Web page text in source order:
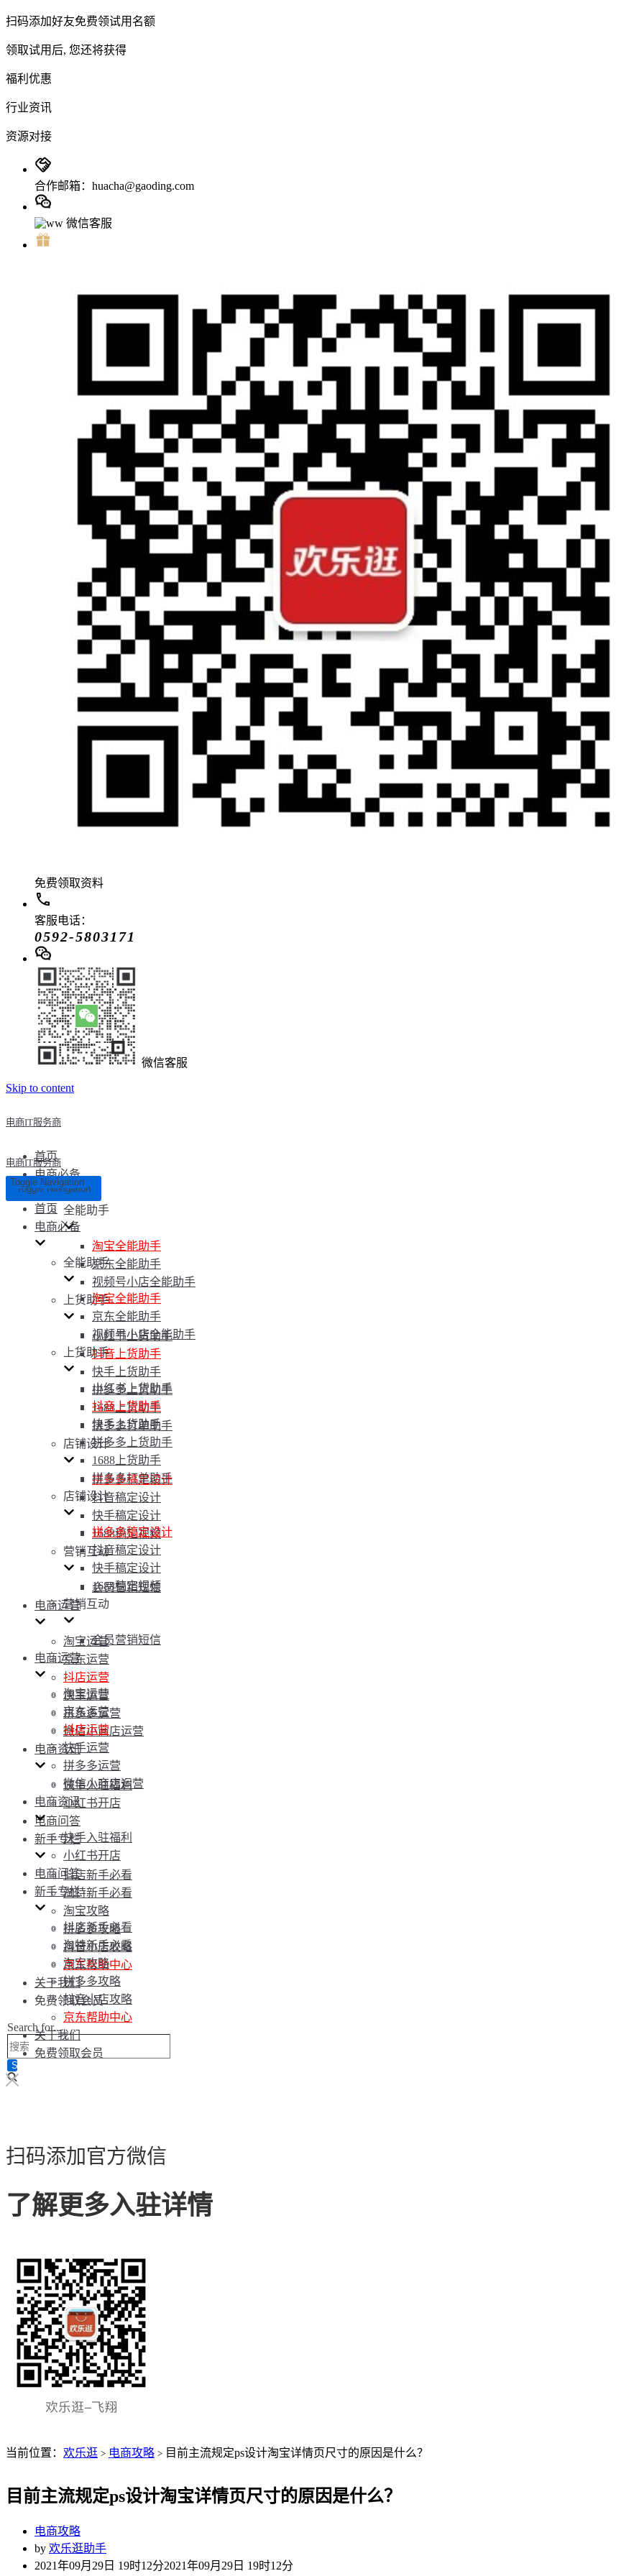
扫码添加好友免费领试用名额
领取试用后, 您还将获得
福利优惠
行业资讯
资源对接
合作邮箱：huacha@gaoding.com
微信客服
免费领取资料
客服电话：
0592-5803171
微信客服
Skip to content
电商IT服务商
首页
电商必备
全能助手
淘宝全能助手
京东全能助手
视频号小店全能助手
上货助手
小红书上货助手
抖音上货助手
快手上货助手
拼多多上货助手
1688上货助手
拼多多打单助手
店铺设计
拼多多稿定设计
抖音稿定设计
快手稿定设计
1688稿定视频
营销互动
会员营销短信
电商运营
淘宝运营
京东运营
抖店运营
快手运营
拼多多运营
微信小商店运营
电商资讯
快手入驻福利
小红书开店
电商问答
新手专栏
抖店新手必看
淘特新手必看
淘宝攻略
拼多多攻略
抖音小店攻略
京东帮助中心
关于我们
免费领取会员
Search for...
电商IT服务商
Toggle Navigation
Toggle Navigation
首页
电商必备
全能助手
淘宝全能助手
京东全能助手
视频号小店全能助手
上货助手
小红书上货助手
抖音上货助手
快手上货助手
拼多多上货助手
1688上货助手
拼多多打单助手
店铺设计
拼多多稿定设计
抖音稿定设计
快手稿定设计
1688稿定视频
营销互动
会员营销短信
电商运营
淘宝运营
京东运营
抖店运营
快手运营
拼多多运营
微信小商店运营
电商资讯
快手入驻福利
小红书开店
电商问答
新手专栏
抖店新手必看
淘特新手必看
淘宝攻略
拼多多攻略
抖音小店攻略
京东帮助中心
关于我们
免费领取会员
扫码添加官方微信
了解更多入驻详情
当前位置： 欢乐逛 > 电商攻略 > 目前主流规定ps设计淘宝详情页尺寸的原因是什么？
目前主流规定ps设计淘宝详情页尺寸的原因是什么？
电商攻略
by 欢乐逛助手
2021年09月29日 19时12分2021年09月29日 19时12分